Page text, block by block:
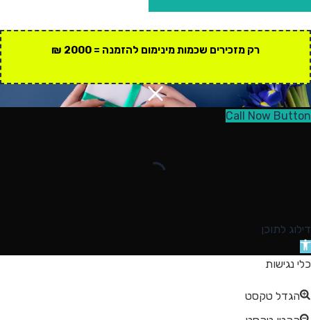
רק מזכירים שכמות מינימום להזמנה = 2000 ₪
Call Now Button
דילוג לתוכן
פתח
סרגל
כלי נגישות
הגדל טקסט